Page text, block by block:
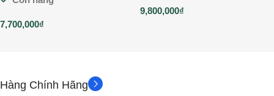
7,700,000₫
9,800,000₫
Hàng Chính Hãng